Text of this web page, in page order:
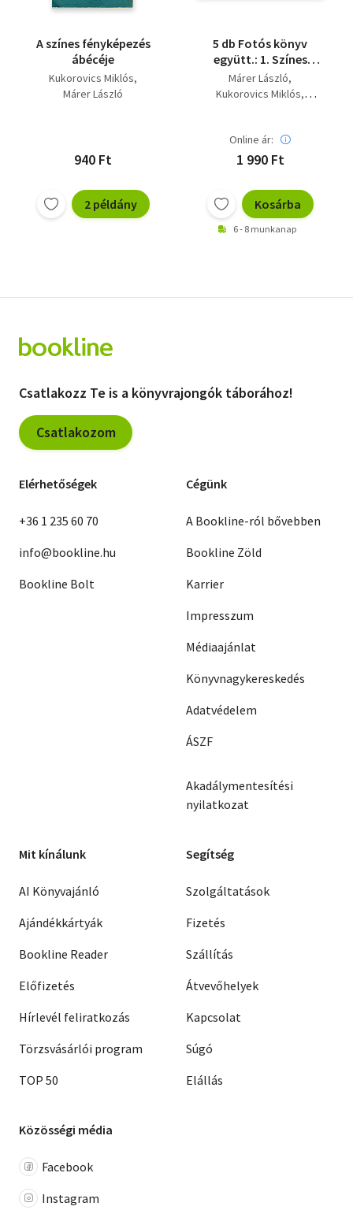
A színes fényképezés
ábécéje
Kukorovics Miklós
Márer László
940 Ft
2 példány
5 db Fotós könyv
együtt.: 1. Színes
fényképezés, 2.
Kisfilmes fényképezés,
fotopapírok
Márer László
Kukorovics Miklós
Online ár:
1 990 Ft
Kosárba
6 - 8 munkanap
Csatlakozz Te is a könyvrajongók táborához!
Csatlakozom
Elérhetőségek
+36 1 235 60 70
info@bookline.hu
Bookline Bolt
Cégünk
A Bookline-ról bővebben
Bookline Zöld
Karrier
Impresszum
Médiaajánlat
Könyvnagykereskedés
Adatvédelem
ÁSZF
Akadálymentesítési
nyilatkozat
Mit kínálunk
AI Könyvajánló
Ajándékkártyák
Bookline Reader
Előfizetés
Hírlevél feliratkozás
Törzsvásárlói program
TOP 50
Segítség
Szolgáltatások
Fizetés
Szállítás
Átvevőhelyek
Kapcsolat
Súgó
Elállás
Közösségi média
Facebook
Instagram